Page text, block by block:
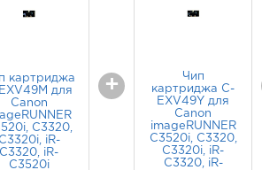
картриджа
для
Canon
C3320,
C3320i, iR-
C3320, iR-
C3520i
+
Чип
картриджа C-
EXV49Y для
Canon
imageRUNNER
C3520i, C3320,
C3320i, iR-
C3320, iR-